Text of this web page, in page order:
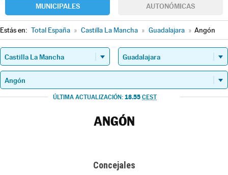
MUNICIPALES AUTONÓMICAS
Estás en: Total España » Castilla La Mancha » Guadalajara » Angón
ÚLTIMA ACTUALIZACIÓN: 18.55 CEST
ANGÓN
Concejales